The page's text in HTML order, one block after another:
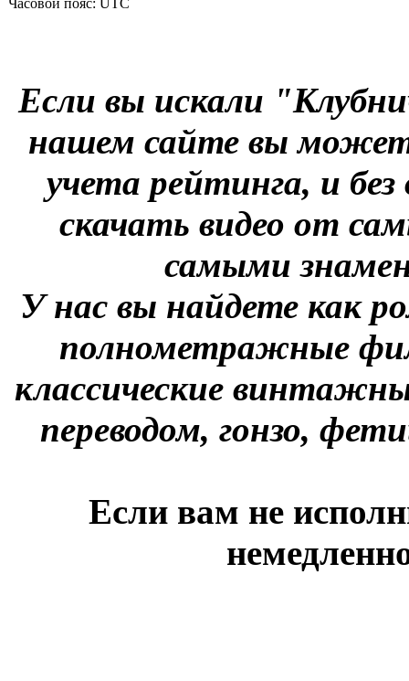
Часовой пояс: UTC
Если вы искали
нашем сайте вы
учета рейтинга, и
скачать видео от
самыми
У нас вы найдете как
полнометражные
классические
переводом, гонзо,
Если вам не